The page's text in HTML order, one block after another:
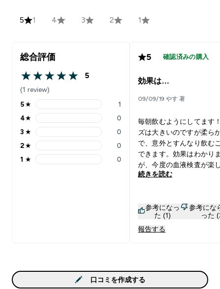
5 1 4 3 2 1
総合評価
5 out of 5 stars
5
(1 review)
5 stars rating 1 reviews
5★ 1
4 stars rating 0 reviews
4★ 0
3 stars rating 0 reviews
3 ★ 0
2 stars rating 0 reviews
2★ 0
1 stars rating 0 reviews
1 ★ 0
5 確認済みの購入
効果は…
09/09/19 やす 著
毎朝飲むようにしてます
ズは大きいのですが柔ら
で、意外とすんなり飲む
できます。効果はわかり
が、今度の血液検査が楽
す！！
続きを読む
参考になっ
た (1)
参考にな
った
報告する
口コミを作成する